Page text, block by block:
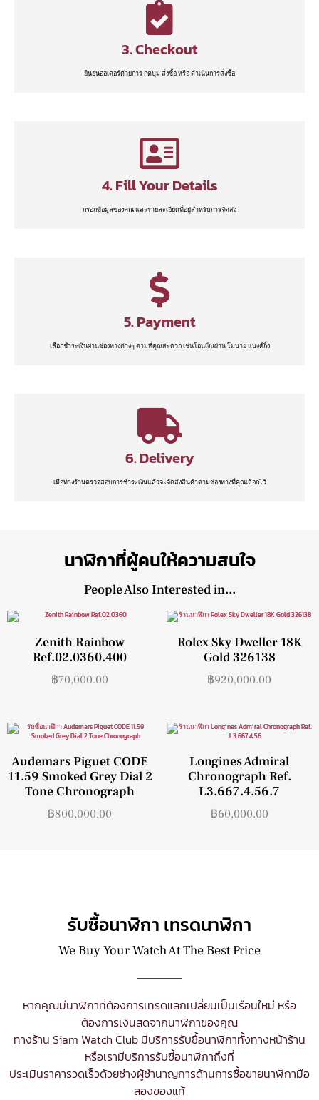
3. Checkout
ยืนยันออเดอร์ด้วยการ กดปุ่ม สั่งซื้อ หรือ ดำเนินการสั่งซื้อ
4. Fill Your Details
กรอกข้อมูลของคุณ และรายละเอียดที่อยู่สำหรับการจัดส่ง
5. Payment
เลือกชำระเงินผ่านช่องทางต่างๆ ตามที่คุณสะดวก เช่นโอนเงินผ่าน โมบาย แบงค์กิ้ง
6. Delivery
เมื่อทางร้านตรวจสอบการชำระเงินแล้วจะจัดส่งสินค้าตามช่องทางที่คุณเลือกไว้
นาฬิกาที่ผู้คนให้ความสนใจ
People Also Interested in...
Zenith Rainbow
Ref.02.0360.400
฿70,000.00
Rolex Sky Dweller 18K
Gold 326138
฿920,000.00
Audemars Piguet CODE
11.59 Smoked Grey Dial 2
Tone Chronograph
฿800,000.00
Longines Admiral
Chronograph Ref.
L3.667.4.56.7
฿60,000.00
รับซื้อนาฬิกา เทรดนาฬิกา
We Buy Your Watch At The Best Price
หากคุณมีนาฬิกาที่ต้องการเทรดแลกเปลี่ยนเป็นเรือนใหม่ หรือ
ต้องการเงินสดจากนาฬิกาของคุณ
ทางร้าน Siam Watch Club มีบริการรับซื้อนาฬิกาทั้งทางหน้าร้าน
หรือเรามีบริการรับซื้อนาฬิกาถึงที่
ประเมินราคารวดเร็วด้วยช่างผู้ชำนาญการด้านการซื้อขายนาฬิกามือ
สองของแท้